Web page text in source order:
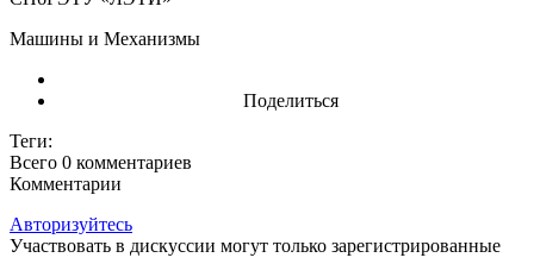
Машины и Механизмы
Поделиться
Теги:
Всего 0 комментариев
Комментарии
Авторизуйтесь
Участвовать в дискуссии могут только зарегистрированные